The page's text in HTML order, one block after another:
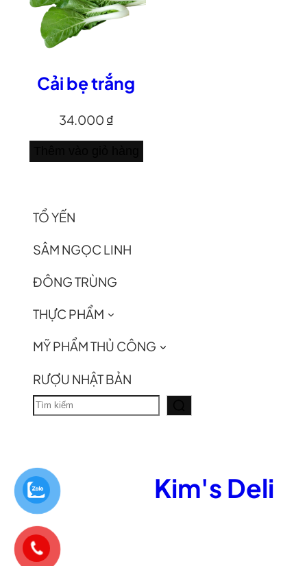
Cải bẹ trắng
34.000 ₫
TỔ YẾN
SÂM NGỌC LINH
ĐÔNG TRÙNG
THỰC PHẨM
MỸ PHẨM THỦ CÔNG
RƯỢU NHẬT BẢN
T
k
i
ế
m
Kim's Deli